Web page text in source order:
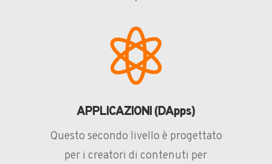

APPLICAZIONI (DApps)
Questo secondo livello è progettato
per i creatori di contenuti per